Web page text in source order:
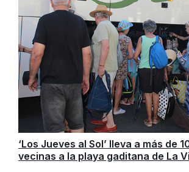
‘Los Jueves al Sol’ lleva a más de
vecinas a la playa gaditana de La